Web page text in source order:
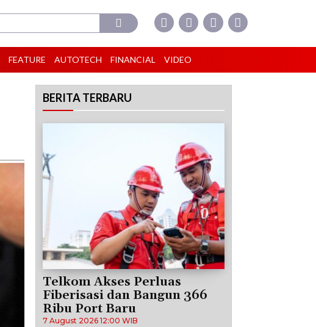
FEATURE AUTOTECH FINANCIAL VIDEO
BERITA TERBARU
Telkom Akses Perluas
Fiberisasi dan Bangun 366
Ribu Port Baru
7 August 2026 12:00 WIB